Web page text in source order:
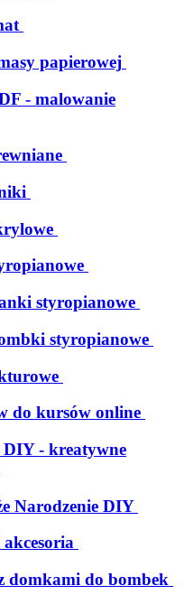
papierowej
- malowanie
styropianowe
styropianowe
do kursów online
DIY - kreatywne
Narodzenie DIY
domkami do bombek